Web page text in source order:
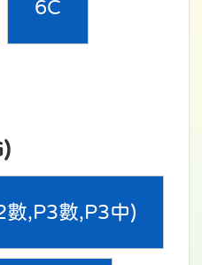
6C
數,P3數,P3中)